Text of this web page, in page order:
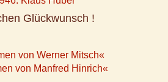
Glückwunsch !
von Werner Mitsch«
von Manfred Hinrich«